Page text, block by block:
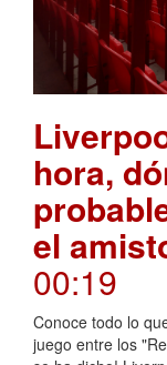
hora,
el
00:19
Conoce todo lo
juego entre los